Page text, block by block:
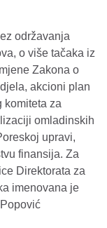
održavanja
o više tačaka iz
Zakona o
akcioni plan
komiteta za
omladinskih
upravi,
finansija. Za
Direktorata za
imenovana je